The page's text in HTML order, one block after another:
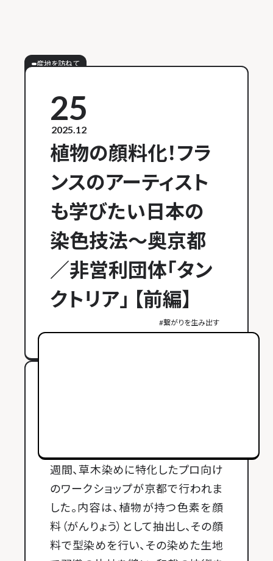
産地を訪ねて
25
2025.12
植物の顔料化！フラ
ンスのアーティスト
も学びたい日本の
染色技法～奥京都
／非営利団体「タン
クトリア」 【前編】
#繋がりを生み出す
週間、草木染めに特化したプロ向け
のワークショップが京都で行われま
した。内容は、植物が持つ色素を顔
料（がんりょう）として抽出し、その顔
料で型染めを行い、その染めた生地